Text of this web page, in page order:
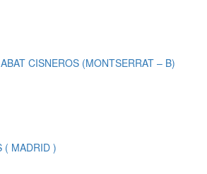
CISNEROS (MONTSERRAT – B)
( MADRID )